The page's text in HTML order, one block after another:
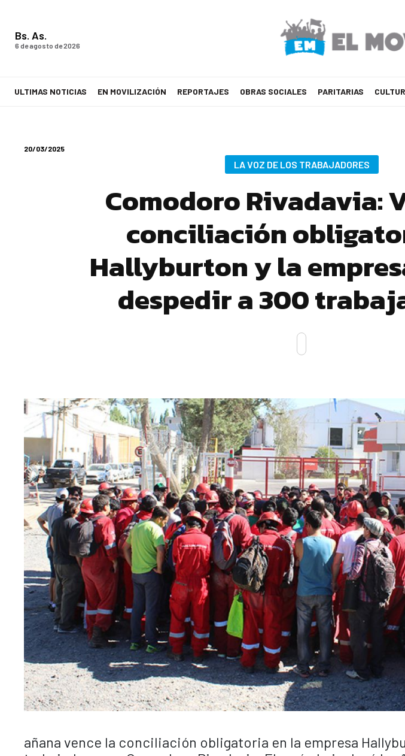
Bs. As.
6 de agosto de 2026
ULTIMAS NOTICIAS EN MOVILIZACIÓN REPORTAJES OBRAS SOCIALES PARITARIAS
20/03/2025
LA VOZ DE LOS TRABAJADORES
Comodoro Rivadavia:
conciliación
Hallyburton y la
despedir a 300
añana vence la conciliación obligatoria en la empresa